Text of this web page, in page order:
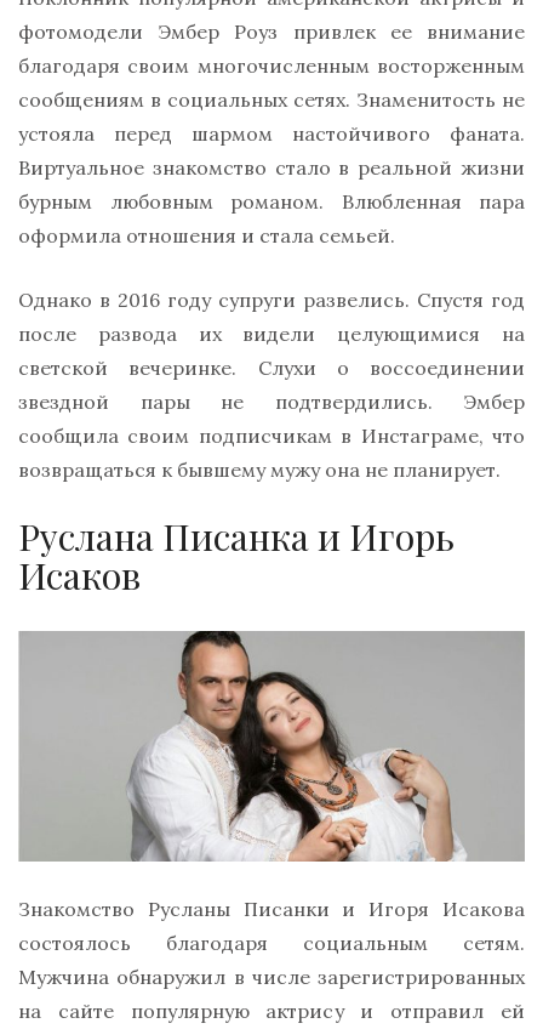
фотомодели Эмбер Роуз привлек ее внимание
благодаря своим многочисленным восторженным
сообщениям в социальных сетях. Знаменитость не
устояла перед шармом настойчивого фаната.
Виртуальное знакомство стало в реальной жизни
бурным любовным романом. Влюбленная пара
оформила отношения и стала семьей.
Однако в 2016 году супруги развелись. Спустя год
после развода их видели целующимися на
светской вечеринке. Слухи о воссоединении
звездной пары не подтвердились. Эмбер
сообщила своим подписчикам в Инстаграме, что
возвращаться к бывшему мужу она не планирует.
Руслана Писанка и Игорь
Исаков
Знакомство Русланы Писанки и Игоря Исакова
состоялось благодаря социальным сетям.
Мужчина обнаружил в числе зарегистрированных
на сайте популярную актрису и отправил ей